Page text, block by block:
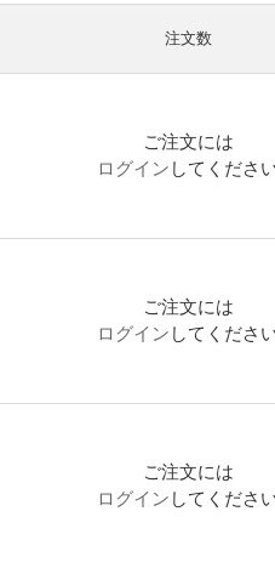
注文数
ご注文には
ログイン してくださ
ご注文には
ログイン してくださ
ご注文には
ログイン してくださ